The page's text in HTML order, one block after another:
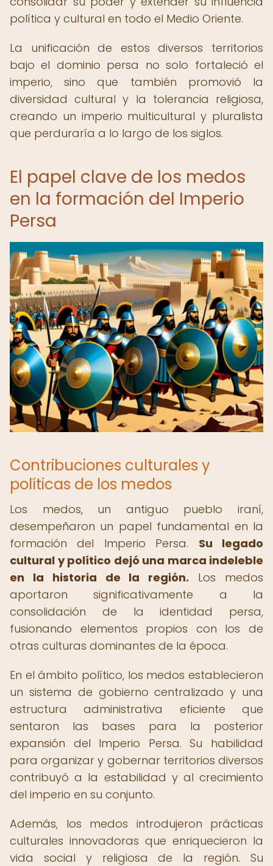
política y cultural en todo el Medio Oriente.
La unificación de estos diversos territorios
bajo el dominio persa no solo fortaleció el
imperio, sino que también promovió la
diversidad cultural y la tolerancia religiosa,
creando un imperio multicultural y pluralista
que perduraría a lo largo de los siglos.
El papel clave de los medos
en la formación del Imperio
Persa
Contribuciones culturales y
políticas de los medos
Los medos, un antiguo pueblo iraní,
desempeñaron un papel fundamental en la
formación del Imperio Persa. Su legado
cultural y político dejó una marca indeleble
en la historia de la región. Los medos
aportaron significativamente a la
consolidación de la identidad persa,
fusionando elementos propios con los de
otras culturas dominantes de la época.
En el ámbito político, los medos establecieron
un sistema de gobierno centralizado y una
estructura administrativa eficiente que
sentaron las bases para la posterior
expansión del Imperio Persa. Su habilidad
para organizar y gobernar territorios diversos
contribuyó a la estabilidad y al crecimiento
del imperio en su conjunto.
Además, los medos introdujeron prácticas
culturales innovadoras que enriquecieron la
vida social y religiosa de la región. Su